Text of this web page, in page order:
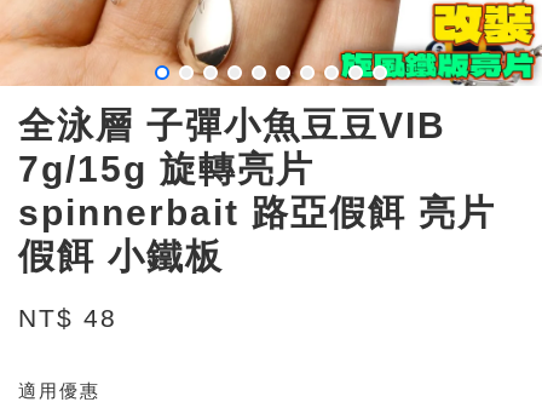
全泳層 子彈小魚豆豆VIB
7g/15g 旋轉亮片
spinnerbait 路亞假餌 亮片
假餌 小鐵板
NT$ 48
適用優惠